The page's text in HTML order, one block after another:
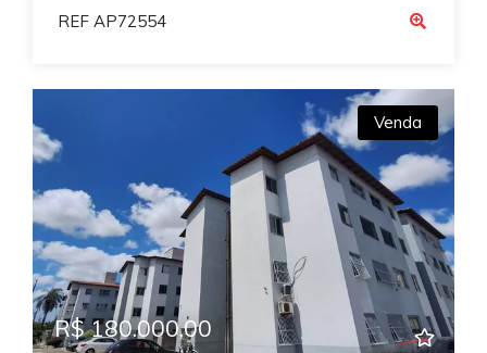
REF AP72554
Venda
R$ 180.000,00